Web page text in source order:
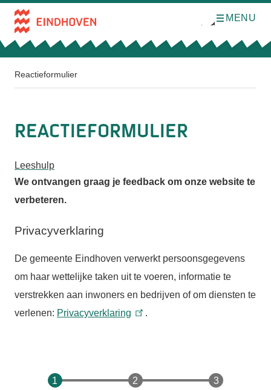
Direct naar de inhoud
O
n
m
MENU
Reactieformulier
Reactieformulier
Leeshulp
We ontvangen graag je feedback om onze website te
verbeteren.
Privacyverklaring
De gemeente Eindhoven verwerkt persoonsgegevens
om haar wettelijke taken uit te voeren, informatie te
verstrekken aan inwoners en bedrijven of om diensten te
verlenen: Privacyverklaring .